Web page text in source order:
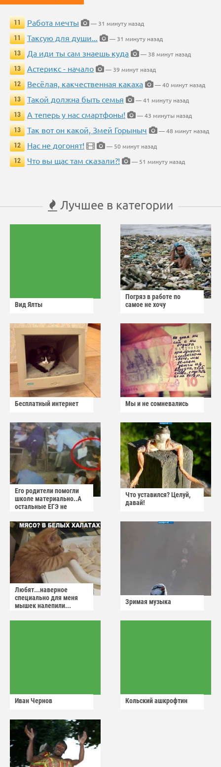
11 Работа мечты
— 31 минуту назад
11
Таксую для души...
— 31 минуту назад
13
Да иди ты сам знаешь куда
— 38 минут назад
13
Астерикс - начало
— 39 минут назад
12
Весёлая, какчественная какаха
— 40 минут назад
13
Такой должна быть семья
— 41 минуту назад
13
А теперь у нас смартфоны!
— 43 минуты назад
13
Так вот он какой, Змей Горыныч
— 48 минут назад
12
Нас не догонят!
— 50 минут назад
12
Что вы щас там сказали?! — 51 минуту назад
Лучшее в категории
Вид Ялты
Погряз в работе по
самое не хочу
Бесплатный интернет Мы и не сомневались
Его родители помогли
школе материально..А
остальные ЕГЭ не
Что уставился? Целуй,
давай!
Любят...наверное
специально для меня
мышек налепили...
Зримая музыка
Иван Чернов Кольский ашкрофтин